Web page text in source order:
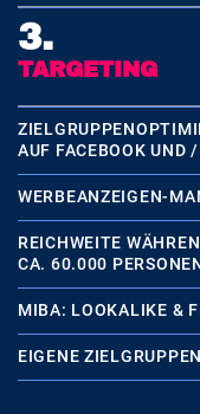
3.
TARGETING
AUF FACEBOOK UND
WERBEANZEIGEN-
REICHWEITE
CA. 60.000
MIBA: LOOKALIKE &
EIGENE